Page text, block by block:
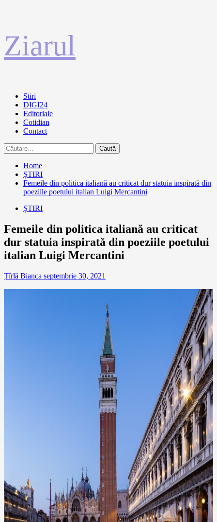
la
conținut
Ziarul
Primary
Menu
Stiri
DIGI24
Editoriale
Cotidian
Contact
Caută
după:
Home
ȘTIRI
Femeile din politica italiană au criticat dur statuia inspirată din
poeziile poetului italian Luigi Mercantini
ȘTIRI
Femeile din politica italiană au criticat
dur statuia inspirată din poeziile poetului
italian Luigi Mercantini
Țîrlă Bianca septembrie 30, 2021